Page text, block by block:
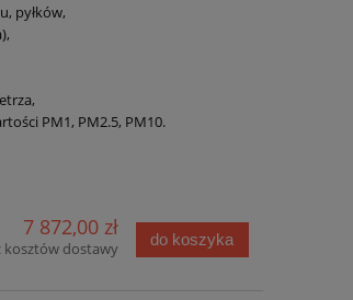
pyłków,
PM1, PM2.5, PM10.
7 872,00 zł
kosztów dostawy do koszyka